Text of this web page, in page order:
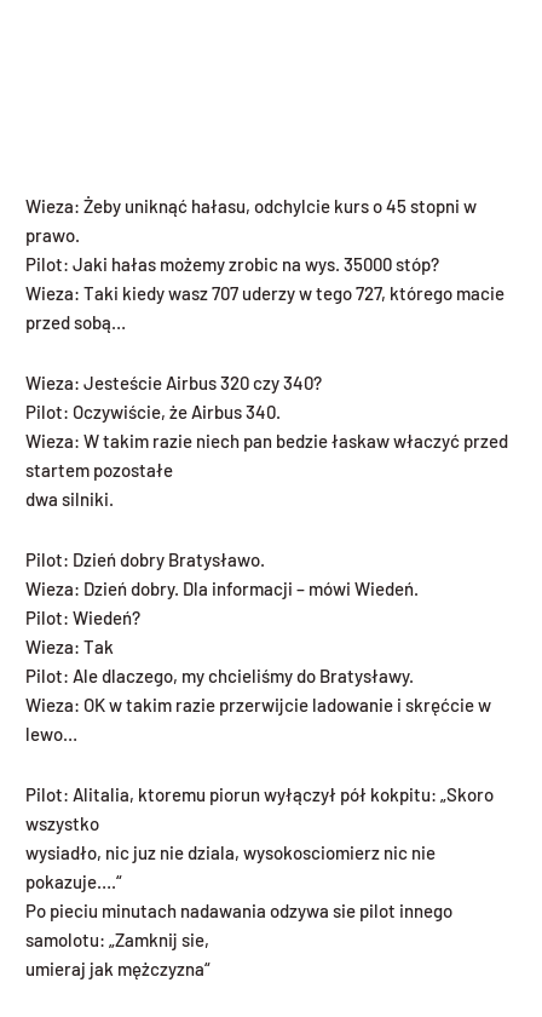
Wieza: Żeby uniknąć hałasu, odchylcie kurs o 45 stopni w
prawo.
Pilot: Jaki hałas możemy zrobic na wys. 35000 stóp?
Wieza: Taki kiedy wasz 707 uderzy w tego 727, którego macie
przed sobą…
Wieza: Jesteście Airbus 320 czy 340?
Pilot: Oczywiście, że Airbus 340.
Wieza: W takim razie niech pan bedzie łaskaw właczyć przed
startem pozostałe
dwa silniki.
Pilot: Dzień dobry Bratysławo.
Wieza: Dzień dobry. Dla informacji – mówi Wiedeń.
Pilot: Wiedeń?
Wieza: Tak
Pilot: Ale dlaczego, my chcieliśmy do Bratysławy.
Wieza: OK w takim razie przerwijcie ladowanie i skręćcie w
lewo…
Pilot: Alitalia, ktoremu piorun wyłączył pół kokpitu: „Skoro
wszystko
wysiadło, nic juz nie dziala, wysokosciomierz nic nie
pokazuje….“
Po pieciu minutach nadawania odzywa sie pilot innego
samolotu: „Zamknij sie,
umieraj jak mężczyzna“